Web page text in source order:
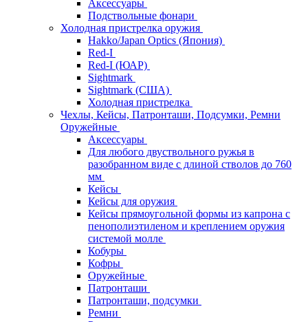
Аксессуары
Подствольные фонари
Холодная пристрелка оружия
Hakko/Japan Optics (Япония)
Red-I
Red-I (ЮАР)
Sightmark
Sightmark (США)
Холодная пристрелка
Чехлы, Кейсы, Патронташи, Подсумки, Ремни
Оружейные
Аксессуары
Для любого двуствольного ружья в
разобранном виде с длиной стволов до 760
мм
Кейсы
Кейсы для оружия
Кейсы прямоугольной формы из капрона с
пенополиэтиленом и креплением оружия
системой молле
Кобуры
Кофры
Оружейные
Патронташи
Патронташи, подсумки
Ремни